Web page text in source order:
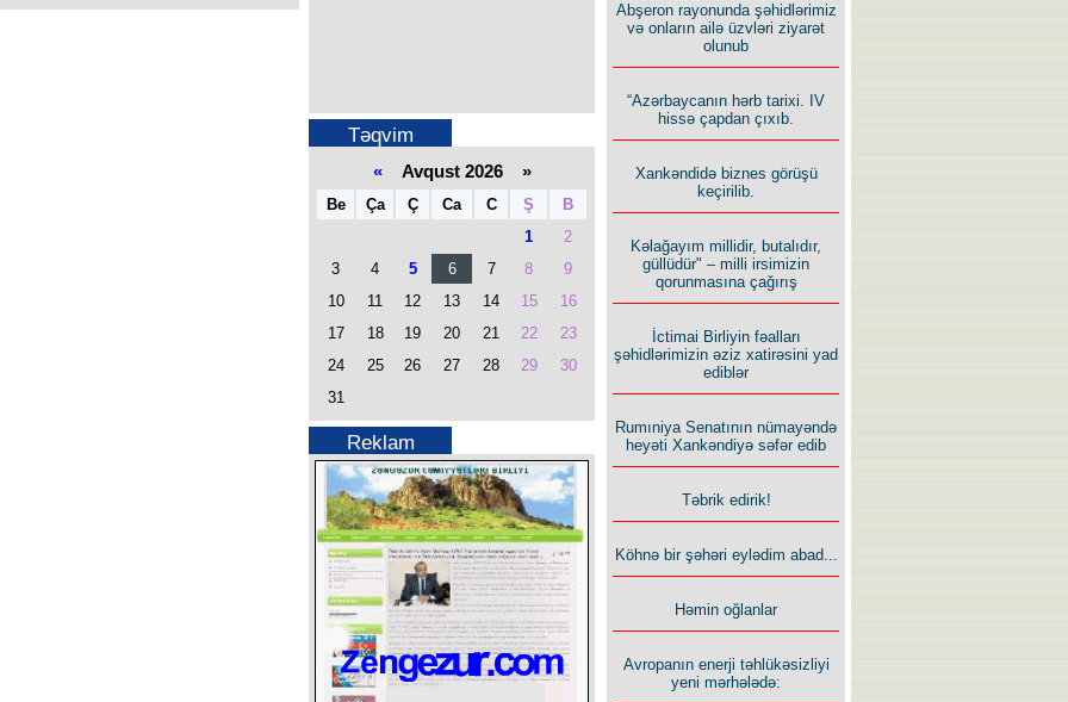
Təqvim
«Avqust 2026 »
Be Ça Ç Ca C Ş
B
1
2
3
4 5 6 7 8
9
10
11 12 13 14 15
16
17
18 19 20 21 22
23
24
25 26 27 28 29
30
31
Reklam
Abşeron rayonunda şəhidlərimiz
və onların ailə üzvləri ziyarət
olunub
“Azərbaycanın hərb tarixi. IV
hissə çapdan çıxıb.
Xankəndidə biznes görüşü
keçirilib.
Kəlağayım millidir, butalıdır,
güllüdür" – milli irsimizin
qorunmasına çağırış
İctimai Birliyin fəalları
şəhidlərimizin əziz xatirəsini yad
ediblər
Rumıniya Senatının nümayəndə
heyəti Xankəndiyə səfər edib
Təbrik edirik!
Köhnə bir şəhəri eylədim abad...
Həmin oğlanlar
Avropanın enerji təhlükəsizliyi
yeni mərhələdə: